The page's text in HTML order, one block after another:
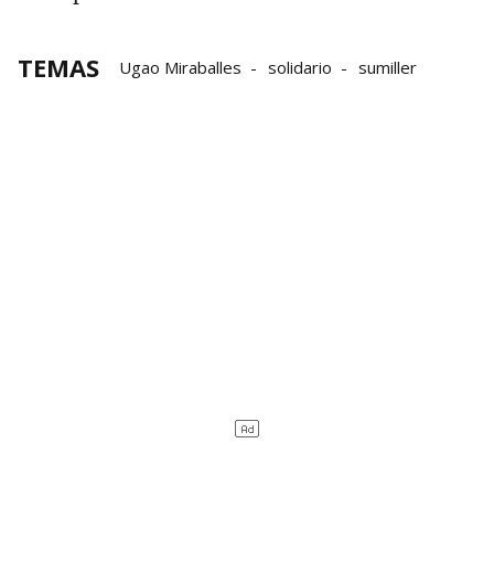
TEMAS Ugao Miraballes solidario sumiller